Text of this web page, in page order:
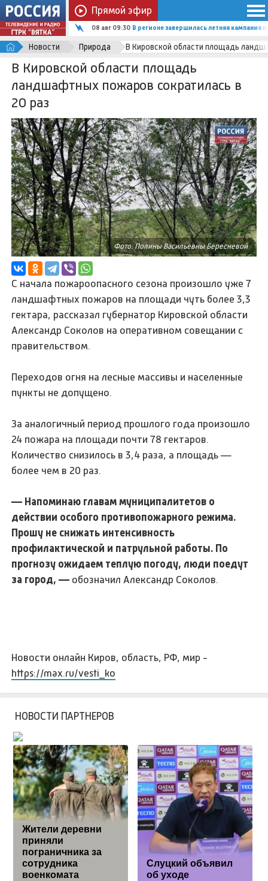
Прямой эфир
08 авг 09:30 В регионе завершилась летняя кампания
Новости Природа В Кировской области площадь
В Кировской области площадь
ландшафтных пожаров сократилась в
20 раз
Фото: Полины Васильевны Бересневой
С начала пожароопасного сезона произошло уже 7
ландшафтных пожаров на площади чуть более 3,3
гектара, рассказал губернатор Кировской области
Александр Соколов на оперативном совещании с
правительством.
Переходов огня на лесные массивы и населенные
пункты не допущено.
За аналогичный период прошлого года произошло
24 пожара на площади почти 78 гектаров.
Количество снизилось в 3,4 раза, а площадь —
более чем в 20 раз.
— Напоминаю главам муниципалитетов о
действии особого противопожарного режима.
Прошу не снижать интенсивность
профилактической и патрульной работы. По
прогнозу ожидаем теплую погоду, люди поедут
за город, — обозначил Александр Соколов.
Новости онлайн Киров, область, РФ, мир -
https://max.ru/vesti_ko
НОВОСТИ ПАРТНЕРОВ
Жители деревни
приняли
пограничника за
сотрудника
военкомата
Слуцкий объявил
об уходе